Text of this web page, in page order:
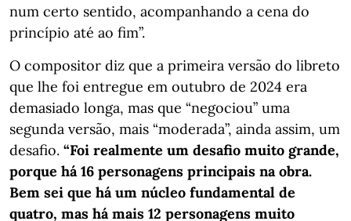
num certo sentido, acompanhando a cena do
princípio até ao fim”.
O compositor diz que a primeira versão do libreto
que lhe foi entregue em outubro de 2024 era
demasiado longa, mas que “negociou” uma
segunda versão, mais “moderada”, ainda assim, um
desafio. “Foi realmente um desafio muito grande,
porque há 16 personagens principais na obra.
Bem sei que há um núcleo fundamental de
quatro, mas há mais 12 personagens muito